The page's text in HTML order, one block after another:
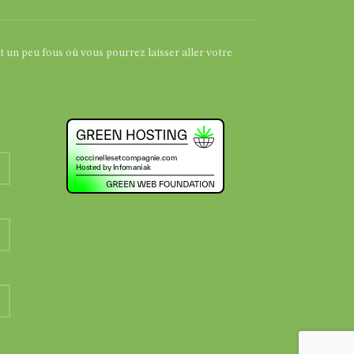
un peu fous où vous pourrez laisser aller votre